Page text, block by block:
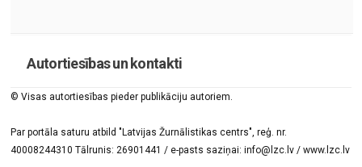
Autortiesības un kontakti
© Visas autortiesības pieder publikāciju autoriem.
Par portāla saturu atbild "Latvijas Žurnālistikas centrs", reģ. nr.
40008244310 Tālrunis: 26901441 / e-pasts saziņai: info@lzc.lv / www.lzc.lv